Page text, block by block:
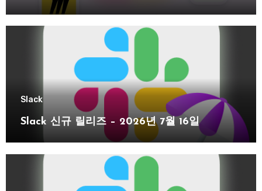
Slack
Slack 신규 릴리즈 – 2026년 7월 16일